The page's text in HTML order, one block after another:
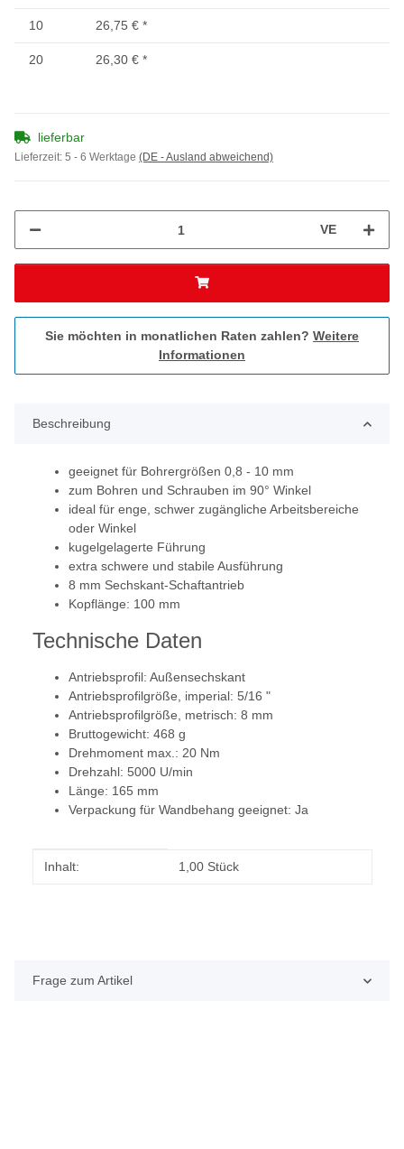
10 26,75 € *
20 26,30 € *
lieferbar
Lieferzeit: 5 - 6 Werktage (DE - Ausland abweichend)
VE
Sie möchten in monatlichen Raten zahlen? Weitere
Informationen
Beschreibung
geeignet für Bohrergrößen 0,8 - 10 mm
zum Bohren und Schrauben im 90° Winkel
ideal für enge, schwer zugängliche Arbeitsbereiche
oder Winkel
kugelgelagerte Führung
extra schwere und stabile Ausführung
8 mm Sechskant-Schaftantrieb
Kopflänge: 100 mm
Technische Daten
Antriebsprofil: Außensechskant
Antriebsprofilgröße, imperial: 5/16 "
Antriebsprofilgröße, metrisch: 8 mm
Bruttogewicht: 468 g
Drehmoment max.: 20 Nm
Drehzahl: 5000 U/min
Länge: 165 mm
Verpackung für Wandbehang geeignet: Ja
Produkteigenschaft
Wert
Inhalt: 1,00 Stück
Frage zum Artikel